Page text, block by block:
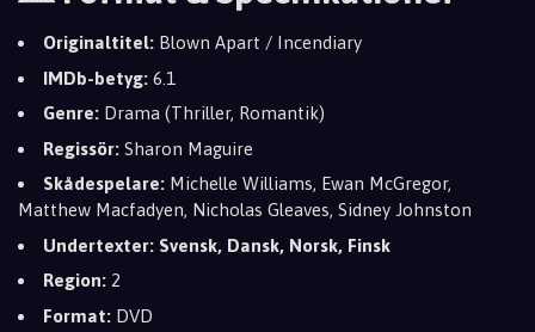
Originaltitel: Blown Apart / Incendiary
IMDb-betyg: 6.1
Genre: Drama (Thriller, Romantik)
Regissör: Sharon Maguire
Skådespelare: Michelle Williams, Ewan McGregor,
Matthew Macfadyen, Nicholas Gleaves, Sidney Johnston
Undertexter: Svensk, Dansk, Norsk, Finsk
Region: 2
Format: DVD